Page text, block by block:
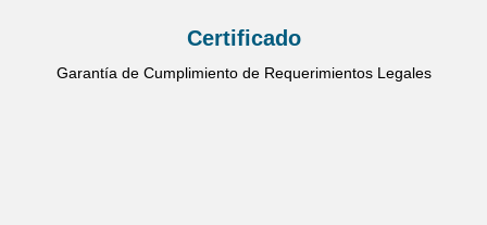
Certificado
Garantía de Cumplimiento de Requerimientos Legales